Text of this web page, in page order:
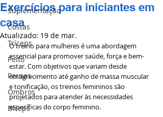
Suplementação
Costas
Tríceps
Peito
Pernas
Ombros
Bíceps
Exercícios para iniciantes em
casa
Atualizado: 19 de mar.
O treino para mulheres é uma abordagem
essencial para promover saúde, força e bem-
estar. Com objetivos que variam desde
emagrecimento até ganho de massa muscular
e tonificação, os treinos femininos são
projetados para atender às necessidades
específicas do corpo feminino.